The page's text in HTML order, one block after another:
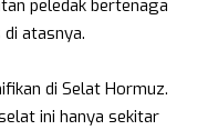
peledak bertenaga
atasnya.
di Selat Hormuz.
ini hanya sekitar